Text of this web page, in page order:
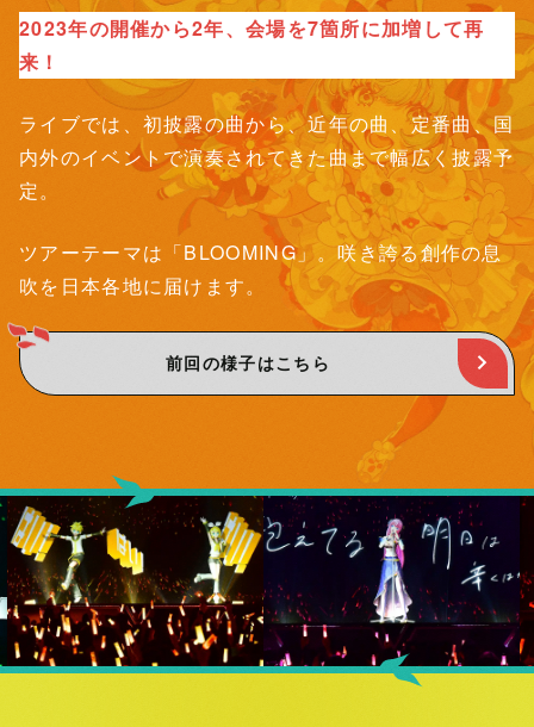
2023年の開催から2年、会場を7箇所に加増して再
来！
ライブでは、初披露の曲から、近年の曲、定番曲、国
内外のイベントで演奏されてきた曲まで幅広く披露予
定。
ツアーテーマは「BLOOMING」。咲き誇る創作の息
吹を日本各地に届けます。
前回の様子はこちら